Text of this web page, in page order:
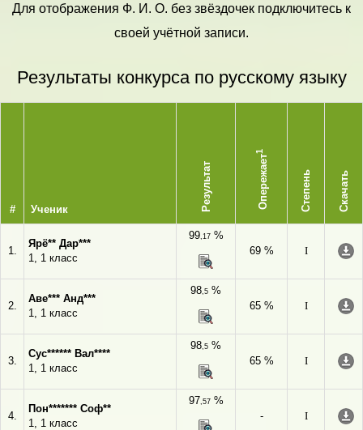
Для отображения Ф. И. О. без звёздочек подключитесь к
своей учётной записи.
Результаты конкурса по русскому языку
# Ученик Результат Опережает
1
Степень Скачать
1.
Ярё** Дар***
1, 1 класс
99,17%
69 %
I
2.
Аве*** Анд***
1, 1 класс
98,5 %
65 %
I
3.
Сус****** Вал****
1, 1 класс
98,5 %
65 %
I
4.
Пон******* Соф**
1, 1 класс
97,57%
-
I